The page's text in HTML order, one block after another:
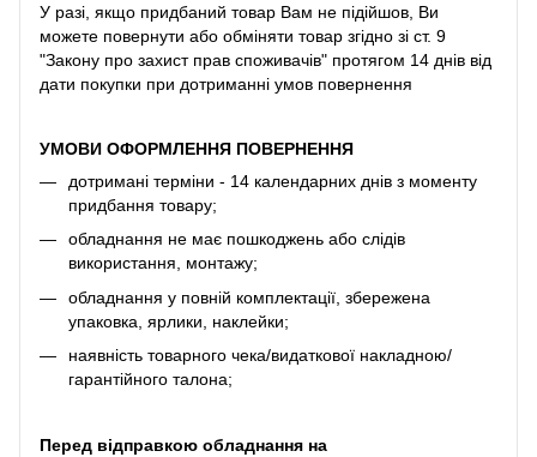
У разі, якщо придбаний товар Вам не підійшов, Ви
можете повернути або обміняти товар згідно зі ст. 9
"Закону про захист прав споживачів" протягом 14 днів від
дати покупки при дотриманні умов повернення
УМОВИ ОФОРМЛЕННЯ ПОВЕРНЕННЯ
дотримані терміни - 14 календарних днів з моменту
придбання товару;
обладнання не має пошкоджень або слідів
використання, монтажу;
обладнання у повній комплектації, збережена
упаковка, ярлики, наклейки;
наявність товарного чека/видаткової накладною/
гарантійного талона;
Перед відправкою обладнання на